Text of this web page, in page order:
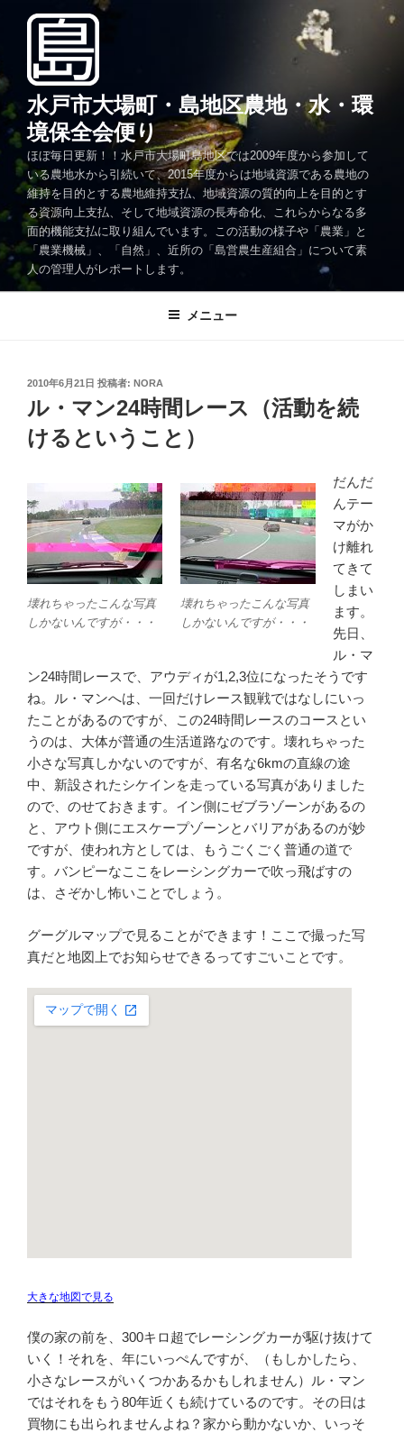
ン
へ
ス
水戸市大場町・島地区農地・水・環
境保全会便り
ほぼ毎日更新！！水戸市大場町島地区では2009年度から参加して
いる農地水から引続いて、2015年度からは地域資源である農地の
維持を目的とする農地維持支払、地域資源の質的向上を目的とす
る資源向上支払、そして地域資源の長寿命化、これらからなる多
面的機能支払に取り組んでいます。この活動の様子や「農業」と
「農業機械」、「自然」、近所の「島営農生産組合」について素
人の管理人がレポートします。
メニュー
投
稿
日:
2010年6月21日 投稿者: NORA
ル・マン24時間レース（活動を続
けるということ）
壊れちゃったこんな写真
しかないんですが・・・
壊れちゃったこんな写真
しかないんですが・・・
だんだ
んテー
マがか
け離れ
てきて
しまい
ます。
先日、
ル・マ
ン24時間レースで、アウディが1,2,3位になったそうです
ね。ル・マンへは、一回だけレース観戦ではなしにいっ
たことがあるのですが、この24時間レースのコースとい
うのは、大体が普通の生活道路なのです。壊れちゃった
小さな写真しかないのですが、有名な6kmの直線の途
中、新設されたシケインを走っている写真がありました
ので、のせておきます。イン側にゼブラゾーンがあるの
と、アウト側にエスケープゾーンとバリアがあるのが妙
ですが、使われ方としては、もうごくごく普通の道で
す。バンピーなここをレーシングカーで吹っ飛ばすの
は、さぞかし怖いことでしょう。
グーグルマップで見ることができます！ここで撮った写
真だと地図上でお知らせできるってすごいことです。
大きな地図で見る
僕の家の前を、300キロ超でレーシングカーが駆け抜けて
いく！それを、年にいっぺんですが、（もしかしたら、
小さなレースがいくつかあるかもしれません）ル・マン
ではそれをもう80年近くも続けているのです。その日は
買物にも出られませんよね？家から動かないか、いっそ